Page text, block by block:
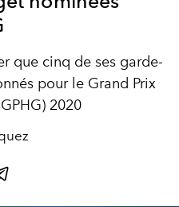
que cinq de ses garde-
pour le Grand Prix
2020